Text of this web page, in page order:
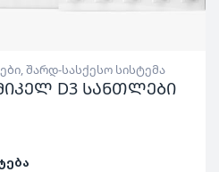
,შარდ-სასქესო სისტემა
D3 სანთლები